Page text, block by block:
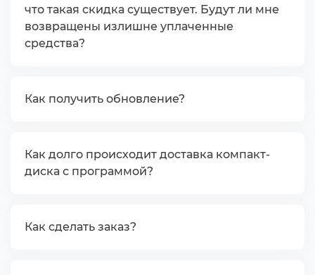
что такая скидка существует. Будут ли мне
озвращены излишне уплаченные
средства?
Как получить обновление?
Как долго происходит доставка компакт-
диска с программой?
Как сделать заказ?